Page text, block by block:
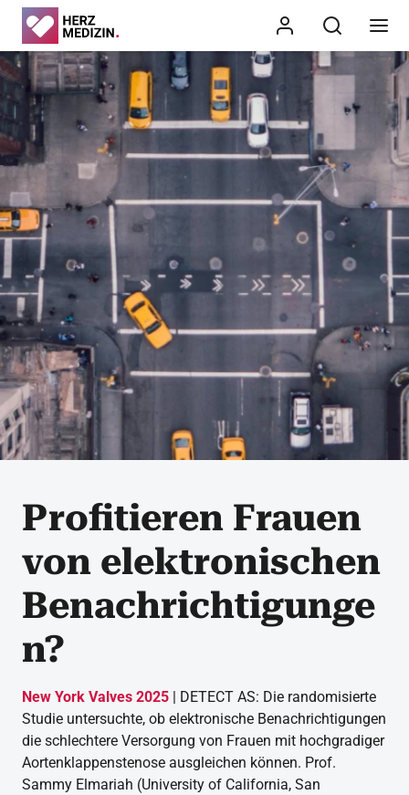
Profitieren Frauen
von elektronischen
Benachrichtigunge
n?
New York Valves 2025 | DETECT AS: Die randomisierte
Studie untersuchte, ob elektronische Benachrichtigungen
die schlechtere Versorgung von Frauen mit hochgradiger
Aortenklappenstenose ausgleichen können. Prof.
Sammy Elmariah (University of California, San